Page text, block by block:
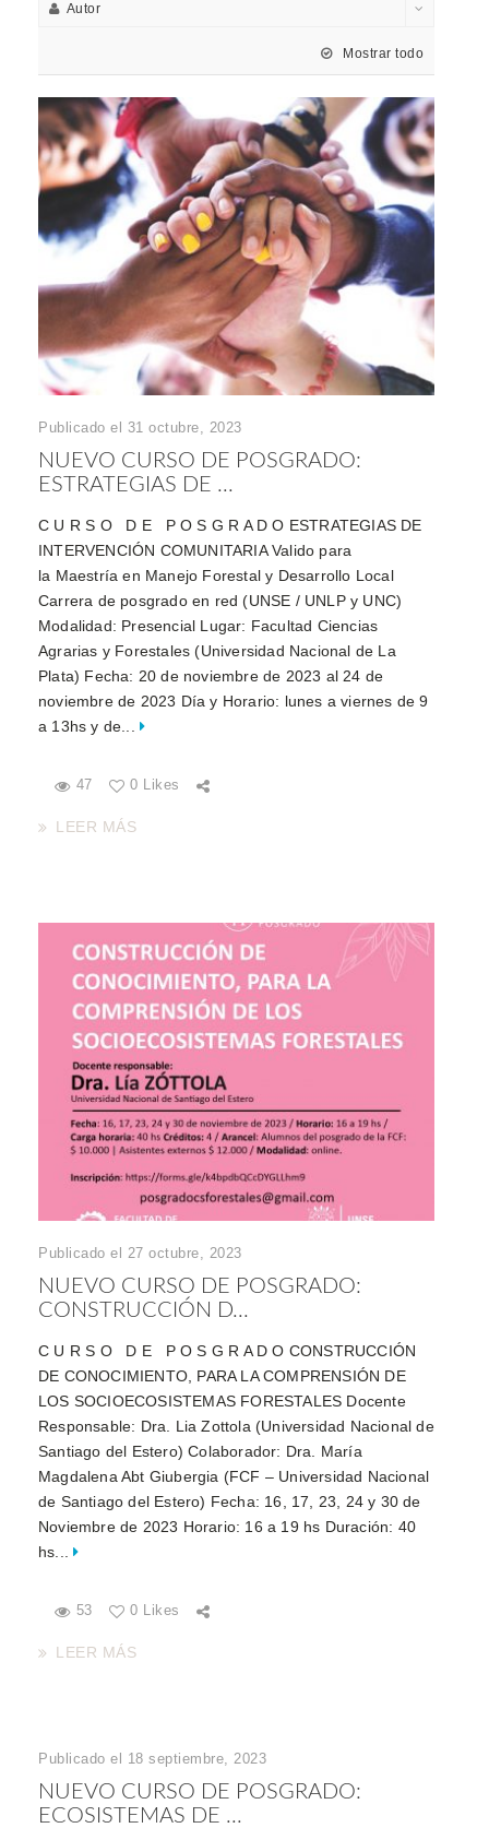
Autor
Mostrar todo
Publicado el 31 octubre, 2023
NUEVO CURSO DE POSGRADO:
ESTRATEGIAS DE ...
C U R S O D E P O S G R A D O ESTRATEGIAS DE
INTERVENCIÓN COMUNITARIA Valido para
la Maestría en Manejo Forestal y Desarrollo Local
Carrera de posgrado en red (UNSE / UNLP y UNC)
Modalidad: Presencial Lugar: Facultad Ciencias
Agrarias y Forestales (Universidad Nacional de La
Plata) Fecha: 20 de noviembre de 2023 al 24 de
noviembre de 2023 Día y Horario: lunes a viernes de 9
a 13hs y de...
47 0 Likes
LEER MÁS
Publicado el 27 octubre, 2023
NUEVO CURSO DE POSGRADO:
CONSTRUCCIÓN D...
C U R S O D E P O S G R A D O CONSTRUCCIÓN
DE CONOCIMIENTO, PARA LA COMPRENSIÓN DE
LOS SOCIOECOSISTEMAS FORESTALES Docente
Responsable: Dra. Lia Zottola (Universidad Nacional de
Santiago del Estero) Colaborador: Dra. María
Magdalena Abt Giubergia (FCF – Universidad Nacional
de Santiago del Estero) Fecha: 16, 17, 23, 24 y 30 de
Noviembre de 2023 Horario: 16 a 19 hs Duración: 40
hs...
53 0 Likes
LEER MÁS
Publicado el 18 septiembre, 2023
NUEVO CURSO DE POSGRADO:
ECOSISTEMAS DE ...